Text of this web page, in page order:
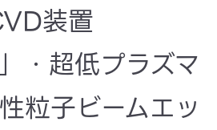
装置
・超低プラズマ
粒子ビームエッ